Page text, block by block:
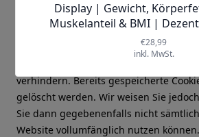
Einstellungen in Ihrem Internetbrowser
dem Setzen von Cookies
die Annahme einzeln entscheiden
verhindern. Bereits gespeicherte
gelöscht werden. Wir weisen Sie
Sie dann gegebenenfalls nicht
Website vollumfänglich nutzen können.